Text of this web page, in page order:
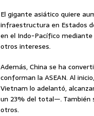
El gigante asiático quiere
infraestructura en Estados
en el Indo-Pacífico
otros intereses.
Además, China se ha
conforman la ASEAN. Al
Vietnam lo adelantó,
un 23% del total—. También
otros.